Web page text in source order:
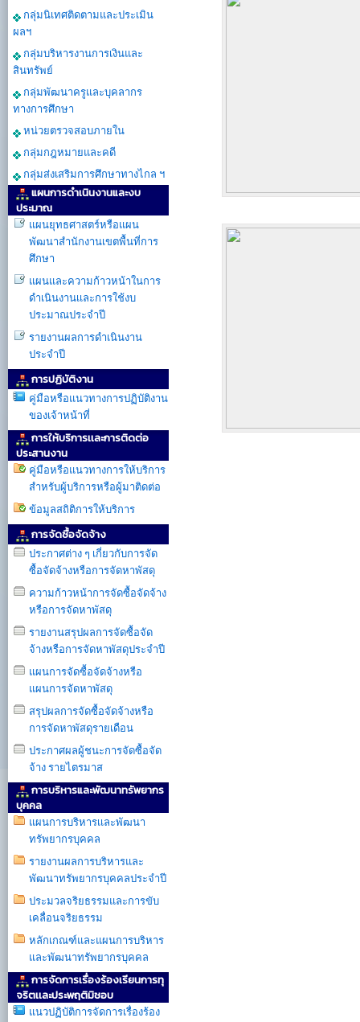
กลุ่มนิเทศติดตามและประเมิน
ผลฯ
กลุ่มบริหารงานการเงินและ
สินทรัพย์
กลุ่มพัฒนาครูและบุคลากร
ทางการศึกษา
หน่วยตรวจสอบภายใน
กลุ่มกฎหมายและคดี
กลุ่มส่งเสริมการศึกษาทางไกล ฯ
แผนการดำเนินงานและงบ
ประมาณ
แผนยุทธศาสตร์หรือแผน
พัฒนาสำนักงานเขตพื้นที่การ
ศึกษา
แผนและความก้าวหน้าในการ
ดำเนินงานเเละการใช้งบ
ประมาณประจำปี
รายงานผลการดำเนินงาน
ประจำปี
การปฏิบัติงาน
คู่มือหรือแนวทางการปฏิบัติงาน
ของเจ้าหน้าที่
การให้บริการเเละการติดต่อ
ประสานงาน
คู่มือหรือแนวทางการให้บริการ
สำหรับผู้บริการหรือผู้มาติดต่อ
ข้อมูลสถิติการให้บริการ
การจัดซื้อจัดจ้าง
ประกาศต่าง ๆ เกี่ยวกับการจัด
ซื้อจัดจ้างหรือการจัดหาพัสดุ
ความก้าวหน้าการจัดซื้อจัดจ้าง
หรือการจัดหาพัสดุ
รายงานสรุปผลการจัดซื้อจัด
จ้างหรือการจัดหาพัสดุประจำปี
แผนการจัดซื้อจัดจ้างหรือ
แผนการจัดหาพัสดุ
สรุปผลการจัดซื้อจัดจ้างหรือ
การจัดหาพัสดุรายเดือน
ประกาศผลผู้ชนะการจัดซื้อจัด
จ้าง รายไตรมาส
การบริหารและพัฒนาทรัพยากร
บุคคล
แผนการบริหารเเละพัฒนา
ทรัพยากรบุคคล
รายงานผลการบริหารและ
พัฒนาทรัพยากรบุคคลประจำปี
ประมวลจริยธรรมและการขับ
เคลื่อนจริยธรรม
หลักเกณฑ์และแผนการบริหาร
และพัฒนาทรัพยากรบุคคล
การจัดการเรื่องร้องเรียนการทุ
จริตเเละประพฤติมิชอบ
แนวปฏิบัติการจัดการเรื่องร้อง